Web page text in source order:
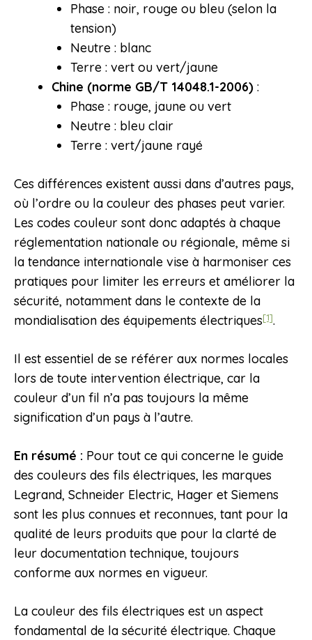
Phase : noir, rouge ou bleu (selon la
tension)
Neutre : blanc
Terre : vert ou vert/jaune
Chine (norme GB/T 14048.1-2006) :
Phase : rouge, jaune ou vert
Neutre : bleu clair
Terre : vert/jaune rayé
Ces différences existent aussi dans d’autres pays,
où l’ordre ou la couleur des phases peut varier.
Les codes couleur sont donc adaptés à chaque
réglementation nationale ou régionale, même si
la tendance internationale vise à harmoniser ces
pratiques pour limiter les erreurs et améliorer la
sécurité, notamment dans le contexte de la
mondialisation des équipements électriques[1].
Il est essentiel de se référer aux normes locales
lors de toute intervention électrique, car la
couleur d’un fil n’a pas toujours la même
signification d’un pays à l’autre.
En résumé : Pour tout ce qui concerne le guide
des couleurs des fils électriques, les marques
Legrand, Schneider Electric, Hager et Siemens
sont les plus connues et reconnues, tant pour la
qualité de leurs produits que pour la clarté de
leur documentation technique, toujours
conforme aux normes en vigueur.
La couleur des fils électriques est un aspect
fondamental de la sécurité électrique. Chaque